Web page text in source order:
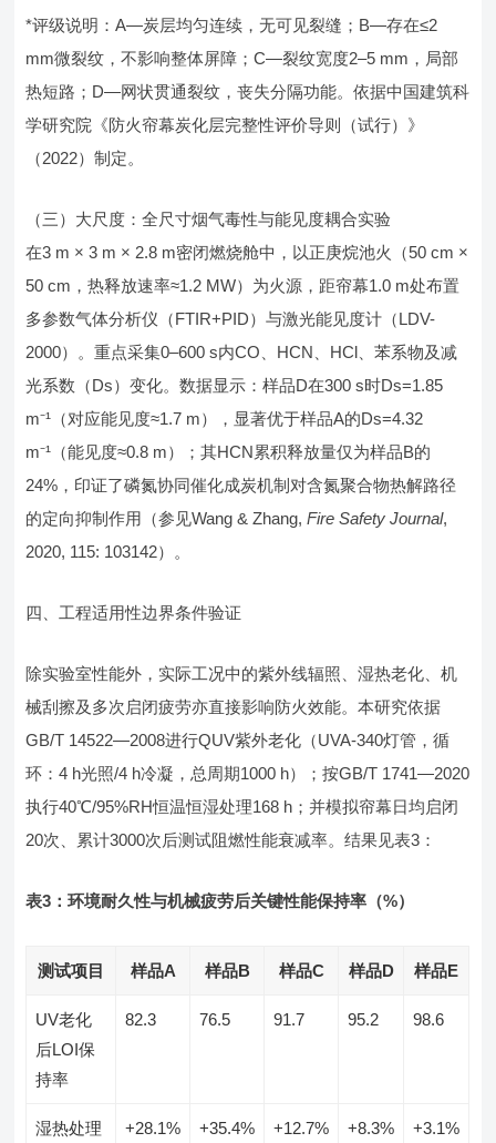
*评级说明：A—炭层均匀连续，无可见裂缝；B—存在≤2
mm微裂纹，不影响整体屏障；C—裂纹宽度2–5 mm，局部
热短路；D—网状贯通裂纹，丧失分隔功能。依据中国建筑科
学研究院《防火帘幕炭化层完整性评价导则（试行）》
（2022）制定。
（三）大尺度：全尺寸烟气毒性与能见度耦合实验
在3 m × 3 m × 2.8 m密闭燃烧舱中，以正庚烷池火（50 cm ×
50 cm，热释放速率≈1.2 MW）为火源，距帘幕1.0 m处布置
多参数气体分析仪（FTIR+PID）与激光能见度计（LDV-
2000）。重点采集0–600 s内CO、HCN、HCl、苯系物及减
光系数（Ds）变化。数据显示：样品D在300 s时Ds=1.85
m⁻¹（对应能见度≈1.7 m），显著优于样品A的Ds=4.32
m⁻¹（能见度≈0.8 m）；其HCN累积释放量仅为样品B的
24%，印证了磷氮协同催化成炭机制对含氮聚合物热解路径
的定向抑制作用（参见Wang & Zhang,Fire Safety Journal,
2020, 115: 103142）。
四、工程适用性边界条件验证
除实验室性能外，实际工况中的紫外线辐照、湿热老化、机
械刮擦及多次启闭疲劳亦直接影响防火效能。本研究依据
GB/T 14522—2008进行QUV紫外老化（UVA-340灯管，循
环：4 h光照/4 h冷凝，总周期1000 h）；按GB/T 1741—2020
执行40℃/95%RH恒温恒湿处理168 h；并模拟帘幕日均启闭
20次、累计3000次后测试阻燃性能衰减率。结果见表3：
表3：环境耐久性与机械疲劳后关键性能保持率（%）
测试项目 样品A 样品B 样品C 样品D 样品E
UV老化
后LOI保
持率
82.3 76.5 91.7 95.2 98.6
湿热处理
+28.1% +35.4% +12.7% +8.3% +3.1%